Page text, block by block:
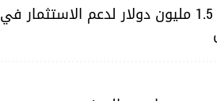
منحة أمريكية بأكثر من 1.5 مليون دولار لدعم الاستثمار في